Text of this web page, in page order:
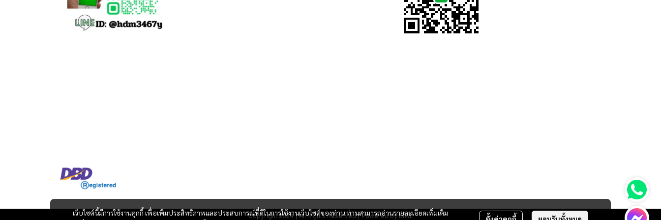
เว็บไซต์นี้มีการใช้งานคุกกี้ เพื่อเพิ่มประสิทธิภาพและประสบการณ์ที่ดีในการใช้งานเว็บไซต์ของท่าน ท่านสามารถอ่านรายละเอียดเพิ่มเติม
Copyright 2024 | All Rights Reserved | Powered by MWE